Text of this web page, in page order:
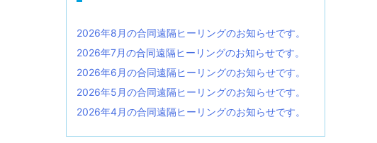
2026年8月の合同遠隔ヒーリングのお知らせです。
2026年7月の合同遠隔ヒーリングのお知らせです。
2026年6月の合同遠隔ヒーリングのお知らせです。
2026年5月の合同遠隔ヒーリングのお知らせです。
2026年4月の合同遠隔ヒーリングのお知らせです。